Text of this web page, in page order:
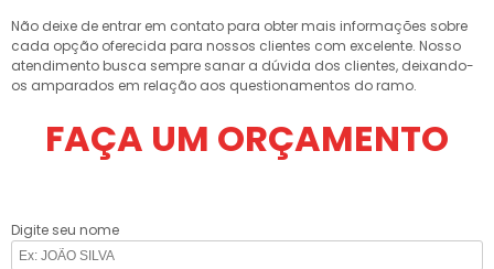
Não deixe de entrar em contato para obter mais informações sobre
cada opção oferecida para nossos clientes com excelente. Nosso
atendimento busca sempre sanar a dúvida dos clientes, deixando-
os amparados em relação aos questionamentos do ramo.
FAÇA UM ORÇAMENTO
Digite seu nome